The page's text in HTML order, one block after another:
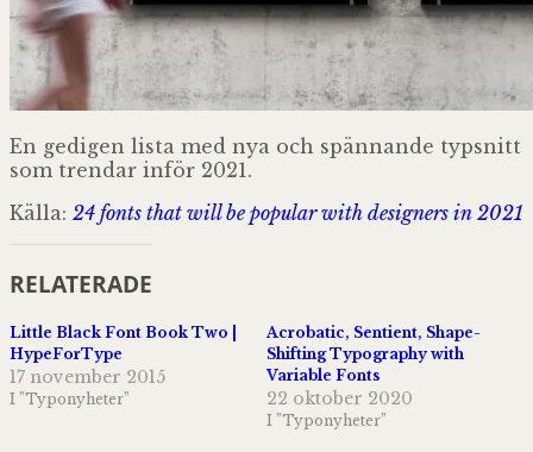
En gedigen lista med nya och spännande typsnitt
som trendar inför 2021.
Källa: 24 fonts that will be popular with designers in 2021
RELATERADE
Little Black Font Book Two |
HypeForType
17 november 2015
I ”Typonyheter”
Acrobatic, Sentient, Shape-
Shifting Typography with
Variable Fonts
22 oktober 2020
I ”Typonyheter”